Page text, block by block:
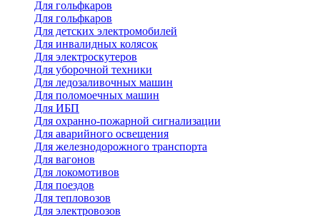
Для гольфкаров
Для гольфкаров
Для детских электромобилей
Для инвалидных колясок
Для электроскутеров
Для уборочной техники
Для ледозаливочных машин
Для поломоечных машин
Для ИБП
Для охранно-пожарной сигнализации
Для аварийного освещения
Для железнодорожного транспорта
Для вагонов
Для локомотивов
Для поездов
Для тепловозов
Для электровозов